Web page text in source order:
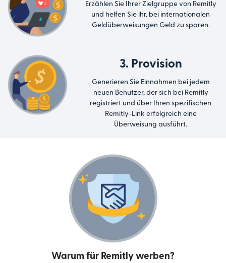
Erzählen Sie Ihrer Zielgruppe von Remitly
und helfen Sie ihr, bei internationalen
Geldüberweisungen Geld zu sparen.
3. Provision
Generieren Sie Einnahmen bei jedem
neuen Benutzer, der sich bei Remitly
registriert und über Ihren spezifischen
Remitly-Link erfolgreich eine
Überweisung ausführt.
Warum für Remitly werben?